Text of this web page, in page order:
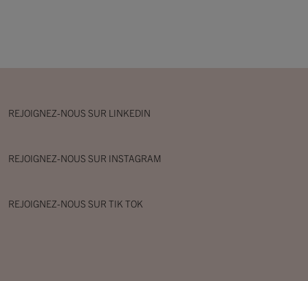
REJOIGNEZ-NOUS SUR LINKEDIN
REJOIGNEZ-NOUS SUR INSTAGRAM
REJOIGNEZ-NOUS SUR TIK TOK